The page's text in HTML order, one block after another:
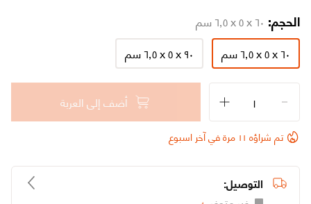
الحجم: ٦٠ x ٥ x ٦٫٥ سم
٦٠ x ٥ x ٦٫٥ سم
٩٠ x ٥ x ٦٫٥ سم
أضف إلى العربة
تم شراؤه ١١ مرة في آخر اسبوع
التوصيل: